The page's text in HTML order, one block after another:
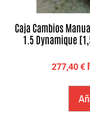
Caja Cambios
1.5 Dynamique
277,40€